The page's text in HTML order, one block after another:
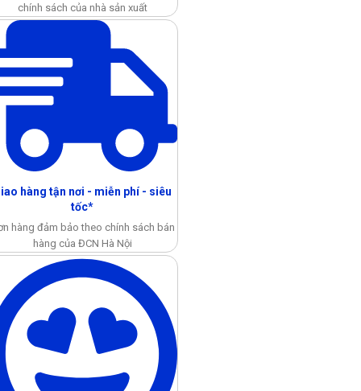
chính sách của nhà sản xuất
hàng tận nơi - miễn phí - siêu
tốc*
hàng đảm bảo theo chính sách bán
hàng của ĐCN Hà Nội